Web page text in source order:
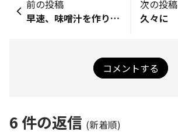
前の投稿
早速、味噌汁を作りました（笑）
次の投稿
久々に
コメントする
6 件の返信 (新着順)